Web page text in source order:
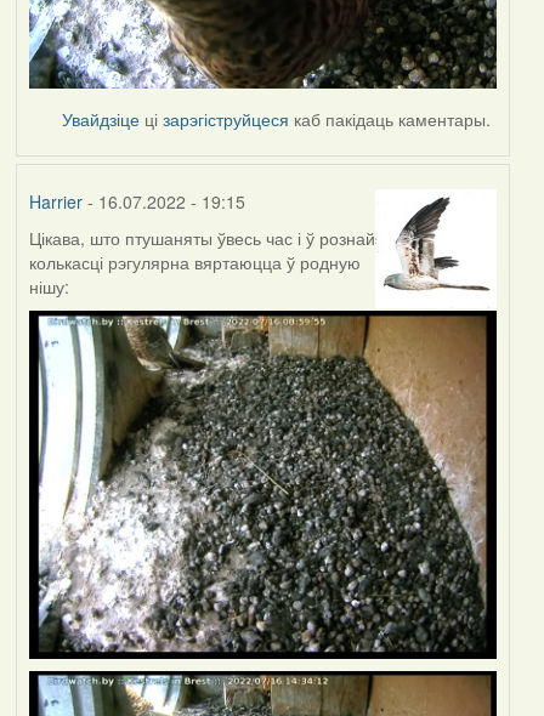
Увайдзіце цізарэгіструйцеся каб пакідаць каментары.
Harrier- 16.07.2022 - 19:15
Цікава, што птушаняты ўвесь час і ў рознай
колькасці рэгулярна вяртаюцца ў родную
нішу: